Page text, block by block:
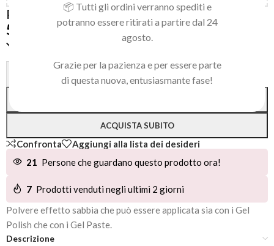
📦 Tutti gli ordini verranno spediti e
potranno essere ritirati a partire dal 24
agosto.
Grazie per la pazienza e per essere parte
di questa nuova, entusiasmante fase!
POLVERE SAND
5,90
ACQUISTA SUBITO
Alternative:
Confronta
Aggiungi alla lista dei desideri
21 Persone che guardano questo prodotto ora!
7 Prodotti venduti negli ultimi 2 giorni
Polvere effetto sabbia che può essere applicata sia con i Gel
Polish che con i Gel Paste.
Descrizione